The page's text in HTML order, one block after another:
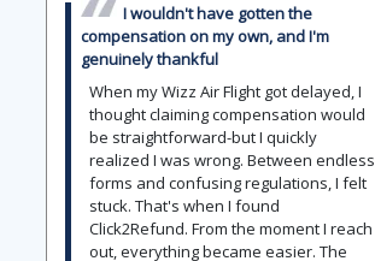
I wouldn't have gotten the
compensation on my own, and I'm
genuinely thankful
When my Wizz Air Flight got delayed, I
thought claiming compensation would
be straightforward-but I quickly
realized I was wrong. Between endless
forms and confusing regulations, I felt
stuck. That's when I found
Click2Refund. From the moment I reach
out, everything became easier. The